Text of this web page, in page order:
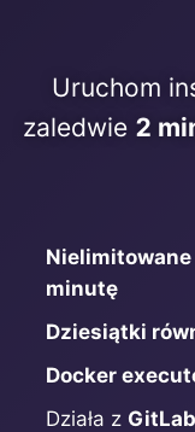
ChatWoot
Code-
Directus
Uruchom
zaledwie 2
Nielimitowane
minutę
Dziesiątki
Docker
Działa z